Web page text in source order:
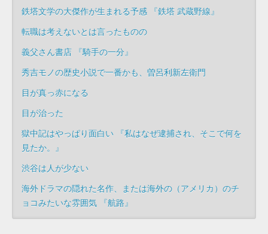
鉄塔文学の大傑作が生まれる予感 『鉄塔 武蔵野線』
転職は考えないとは言ったものの
義父さん書店 『騎手の一分』
秀吉モノの歴史小説で一番かも、曽呂利新左衛門
目が真っ赤になる
目が治った
獄中記はやっぱり面白い 『私はなぜ逮捕され、そこで何を
見たか。』
渋谷は人が少ない
海外ドラマの隠れた名作、または海外の（アメリカ）のチ
ョコみたいな雰囲気 『航路』